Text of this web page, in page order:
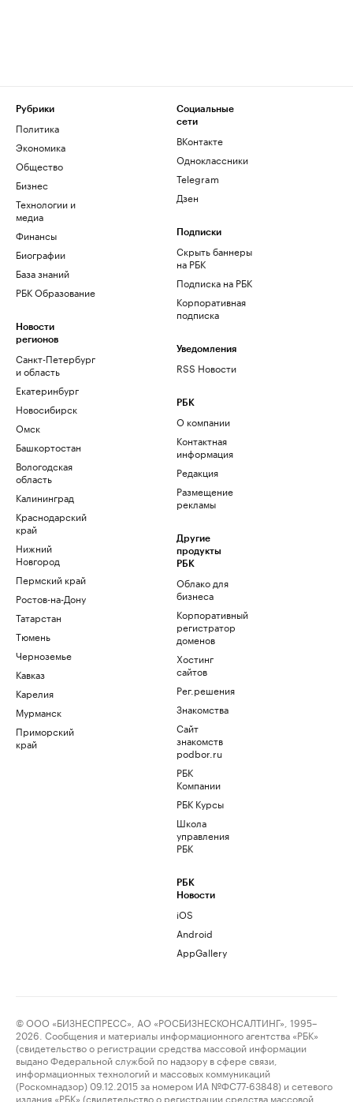
Рубрики
Политика
Экономика
Общество
Бизнес
Технологии и
медиа
Финансы
Биографии
База знаний
РБК Образование
Новости
регионов
Санкт-Петербург
и область
Екатеринбург
Новосибирск
Омск
Башкортостан
Вологодская
область
Калининград
Краснодарский
край
Нижний
Новгород
Пермский край
Ростов-на-Дону
Татарстан
Тюмень
Черноземье
Кавказ
Карелия
Мурманск
Приморский
край
Социальные
сети
ВКонтакте
Одноклассники
Telegram
Дзен
Подписки
Скрыть баннеры
на РБК
Подписка на РБК
Корпоративная
подписка
Уведомления
RSS Новости
РБК
О компании
Контактная
информация
Редакция
Размещение
рекламы
Другие
продукты
РБК
Облако для
бизнеса
Корпоративный
регистратор
доменов
Хостинг
сайтов
Рег.решения
Знакомства
Сайт
знакомств
podbor.ru
РБК
Компании
РБК Курсы
Школа
управления
РБК
РБК
Новости
iOS
Android
AppGallery
© ООО «БИЗНЕСПРЕСС», АО «РОСБИЗНЕСКОНСАЛТИНГ», 1995–
2026. Сообщения и материалы информационного агентства «РБК»
(свидетельство о регистрации средства массовой информации
выдано Федеральной службой по надзору в сфере связи,
информационных технологий и массовых коммуникаций
(Роскомнадзор) 09.12.2015 за номером ИА №ФС77-63848) и сетевого
издания «РБК» (свидетельство о регистрации средства массовой